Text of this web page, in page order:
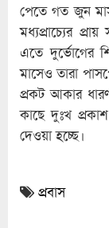
পেতে গত জুন মাস
মধ্যপ্রাচ্যের
এতে দুর্ভোগের
মাসেও তারা
প্রকট আকার
কাছে দুঃখ
দেওয়া হচ্ছে।
প্রবাস